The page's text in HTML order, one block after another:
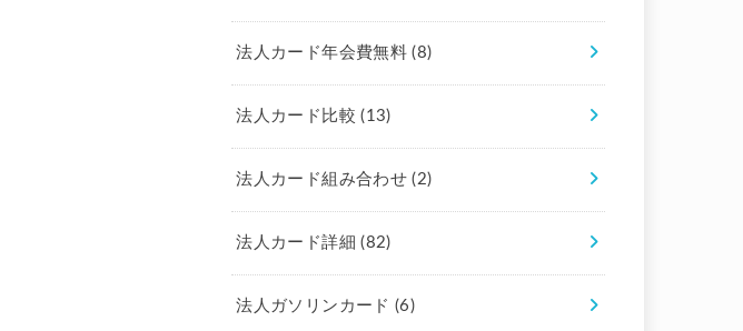
法人カード年会費無料(8)
法人カード比較(13)
法人カード組み合わせ(2)
法人カード詳細(82)
法人ガソリンカード (6)